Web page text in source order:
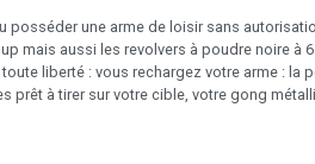
une arme de loisir sans
mais aussi les revolvers à poudre noire à
liberté : vous rechargez votre arme : la
prêt à tirer sur votre cible, votre gong